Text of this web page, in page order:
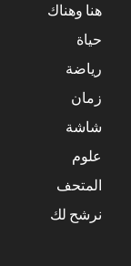
هنا وهناك
حياة
رياضة
زمان
شاشة
علوم
المتحف
نرشح لك